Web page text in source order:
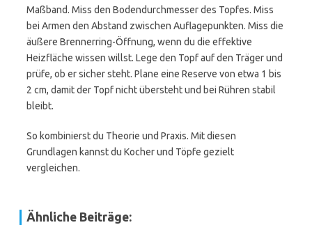
Maßband. Miss den Bodendurchmesser des Topfes. Miss
bei Armen den Abstand zwischen Auflagepunkten. Miss die
äußere Brennerring-Öffnung, wenn du die effektive
Heizfläche wissen willst. Lege den Topf auf den Träger und
prüfe, ob er sicher steht. Plane eine Reserve von etwa 1 bis
2 cm, damit der Topf nicht übersteht und bei Rühren stabil
bleibt.
So kombinierst du Theorie und Praxis. Mit diesen
Grundlagen kannst du Kocher und Töpfe gezielt
vergleichen.
Ähnliche Beiträge: